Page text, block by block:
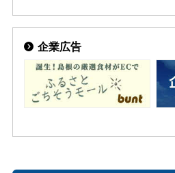
企業広告